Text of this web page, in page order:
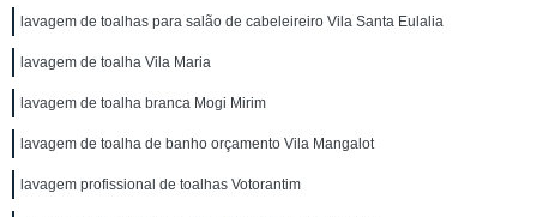
lavagem de toalhas para salão de cabeleireiro Vila Santa Eulalia
lavagem de toalha Vila Maria
lavagem de toalha branca Mogi Mirim
lavagem de toalha de banho orçamento Vila Mangalot
lavagem profissional de toalhas Votorantim